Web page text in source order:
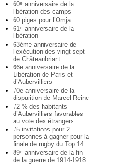
60e anniversaire de la
libération des camps
60 piges pour l’Omja
61e anniversaire de la
libération
63ème anniversaire de
l’exécution des vingt-sept
de Châteaubriant
66e anniversaire de la
Libération de Paris et
d’Aubervilliers
70e anniversaire de la
disparition de Marcel Reine
72 % des habitants
d’Aubervilliers favorables
au vote des étrangers
75 invitations pour 2
personnes à gagner pour la
finale de rugby du Top 14
89e anniversaire de la fin
de la guerre de 1914-1918